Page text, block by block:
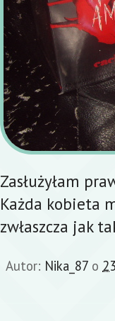
Zasłużyłam
Każda kobieta
zwłaszcza jak
Autor: Nika_87 o